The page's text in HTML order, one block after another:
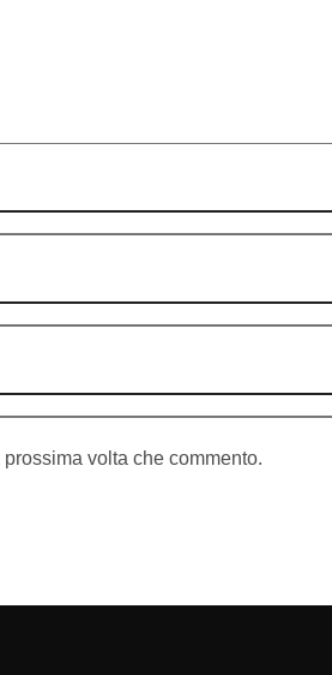
volta che commento.